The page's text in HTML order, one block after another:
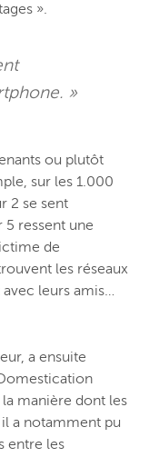
».
»
ou plutôt
sur les 1.000
2 se sent
5 ressent une
de
les réseaux
leurs amis…
a ensuite
manière dont les
a notamment pu
entre les